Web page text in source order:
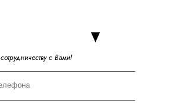
сотрудничеству с Вами!